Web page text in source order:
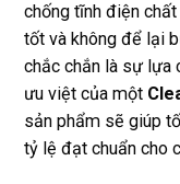
chống tĩnh điện
tốt và không để lại
chắc chắn là sự lựa
ưu việt của một
sản phẩm sẽ giúp
tỷ lệ đạt chuẩn cho